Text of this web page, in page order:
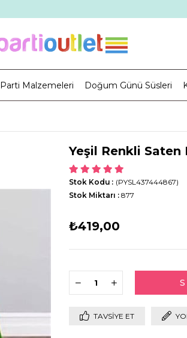
Parti Malzemeleri Doğum Günü Süsleri
Yeşil Renkli Saten
(PYSL437444867)
Stok Kodu
Stok Miktarı : 877
₺419,00
TAVSIYE ET